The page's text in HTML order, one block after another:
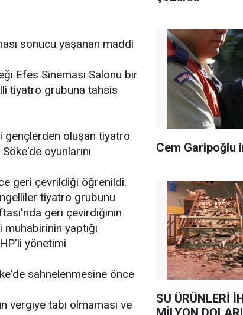
sonucu yaşanan maddi
Efes Sineması Salonu bir
tiyatro grubuna tahsis
gençlerden oluşan tiyatro
oyunlarını
geri çevrildiği öğrenildi.
tiyatro grubunu
geri çevirdiğinin
yaptığı
yönetimi
sahnelenmesine önce
vergiye tabi olmaması ve
Cem Garipoğlu
SU ÜRÜNLERİ